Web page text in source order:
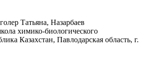
Татьяна, Назарбаев
химико-биологического
Казахстан, Павлодарская область, г.